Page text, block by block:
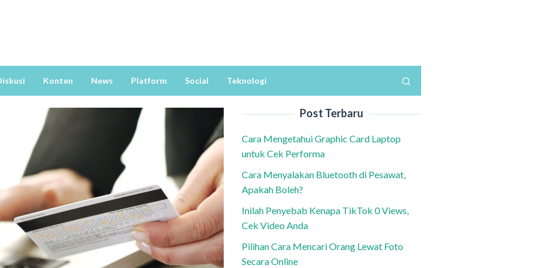
Konten News Platform Social Teknologi
Post Terbaru
Cara Mengetahui Graphic Card Laptop
untuk Cek Performa
Cara Menyalakan Bluetooth di Pesawat,
Apakah Boleh?
Inilah Penyebab Kenapa TikTok 0 Views,
Cek Video Anda
Pilihan Cara Mencari Orang Lewat Foto
Secara Online